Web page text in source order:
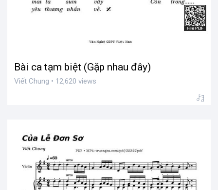
Bài ca tạm biệt (Gặp nhau đây)
Viết Chung • 12,620 views